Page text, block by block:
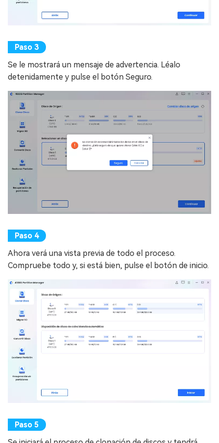
Se le mostrará un mensaje de advertencia. Léalo
detenidamente y pulse el botón Seguro.
Ahora verá una vista previa de todo el proceso.
Compruebe todo y, si está bien, pulse el botón de inicio.